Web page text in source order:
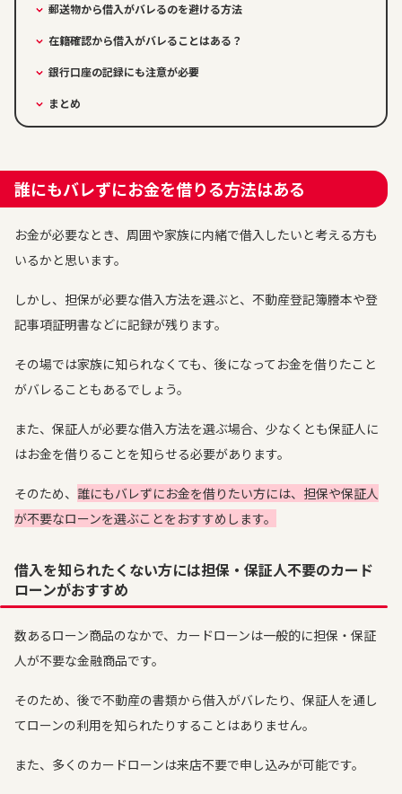
郵送物から借入がバレるのを避ける方法
在籍確認から借入がバレることはある？
銀行口座の記録にも注意が必要
まとめ
誰にもバレずにお金を借りる方法はある
お金が必要なとき、周囲や家族に内緒で借入したいと考える方も
いるかと思います。
しかし、担保が必要な借入方法を選ぶと、不動産登記簿謄本や登
記事項証明書などに記録が残ります。
その場では家族に知られなくても、後になってお金を借りたこと
がバレることもあるでしょう。
また、保証人が必要な借入方法を選ぶ場合、少なくとも保証人に
はお金を借りることを知らせる必要があります。
そのため、 誰にもバレずにお金を借りたい方には、担保や保証人
が不要なローンを選ぶことをおすすめします。
借入を知られたくない方には担保・保証人不要のカード
ローンがおすすめ
数あるローン商品のなかで、カードローンは一般的に担保・保証
人が不要な金融商品です。
そのため、後で不動産の書類から借入がバレたり、保証人を通し
てローンの利用を知られたりすることはありません。
また、多くのカードローンは来店不要で申し込みが可能です。